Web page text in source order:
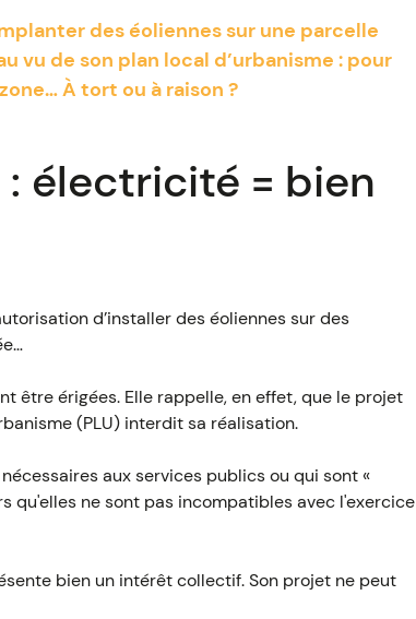
des éoliennes sur une parcelle
vu de son plan local d’urbanisme : pour
À tort ou à raison ?
électricité = bien
d’installer des éoliennes sur des
être érigées. Elle rappelle, en effet, que le projet
(PLU) interdit sa réalisation.
aux services publics ou qui sont «
qu'elles ne sont pas incompatibles avec l'exercice
bien un intérêt collectif. Son projet ne peut